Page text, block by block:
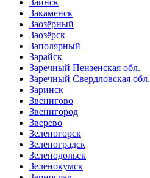
Закаменск
Заозёрный
Заозёрск
Заполярный
Зарайск
Заречный Пензенская обл.
Заречный Свердловская обл.
Заринск
Звенигово
Звенигород
Зверево
Зеленогорск
Зеленоградск
Зеленодольск
Зеленокумск